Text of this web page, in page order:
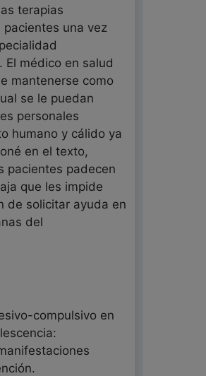
terapias
una vez
El médico en salud
mantenerse como
se le puedan
personales
humano y cálido ya
en el texto,
pacientes padecen
que les impide
de solicitar ayuda en
del
compulsivo en